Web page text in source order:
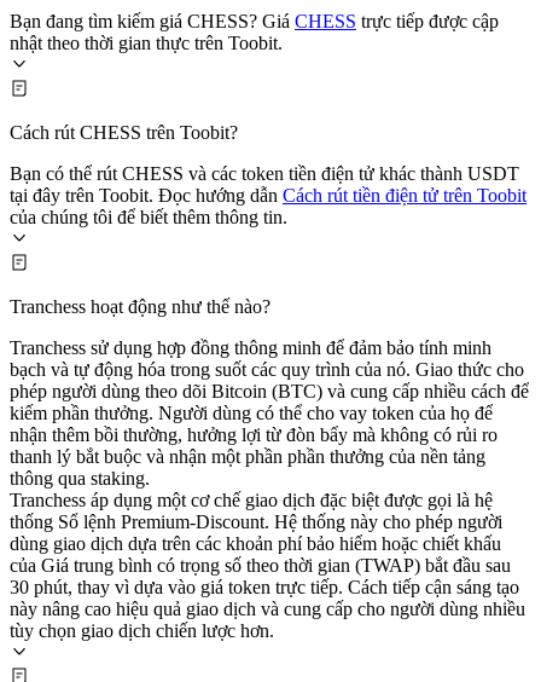
Bạn đang tìm kiếm giá CHESS? Giá CHESS trực tiếp được cập
nhật theo thời gian thực trên Toobit.
Cách rút CHESS trên Toobit?
Bạn có thể rút CHESS và các token tiền điện tử khác thành USDT
tại đây trên Toobit. Đọc hướng dẫn Cách rút tiền điện tử trên Toobit
của chúng tôi để biết thêm thông tin.
Tranchess hoạt động như thế nào?
Tranchess sử dụng hợp đồng thông minh để đảm bảo tính minh
bạch và tự động hóa trong suốt các quy trình của nó. Giao thức cho
phép người dùng theo dõi Bitcoin (BTC) và cung cấp nhiều cách để
kiếm phần thưởng. Người dùng có thể cho vay token của họ để
nhận thêm bồi thường, hưởng lợi từ đòn bẩy mà không có rủi ro
thanh lý bắt buộc và nhận một phần phần thưởng của nền tảng
thông qua staking.
Tranchess áp dụng một cơ chế giao dịch đặc biệt được gọi là hệ
thống Sổ lệnh Premium-Discount. Hệ thống này cho phép người
dùng giao dịch dựa trên các khoản phí bảo hiểm hoặc chiết khấu
của Giá trung bình có trọng số theo thời gian (TWAP) bắt đầu sau
30 phút, thay vì dựa vào giá token trực tiếp. Cách tiếp cận sáng tạo
này nâng cao hiệu quả giao dịch và cung cấp cho người dùng nhiều
tùy chọn giao dịch chiến lược hơn.